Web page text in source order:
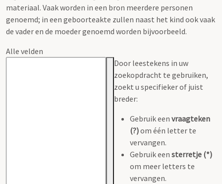
materiaal. Vaak worden in een bron meerdere personen
genoemd; in een geboorteakte zullen naast het kind ook vaak
de vader en de moeder genoemd worden bijvoorbeeld.
Alle velden
Door leestekens in uw
zoekopdracht te gebruiken,
zoekt u specifieker of juist
breder:
Gebruik een vraagteken
(?)om één letter te
vervangen.
Gebruik een sterretje (*)
om meer letters te
vervangen.